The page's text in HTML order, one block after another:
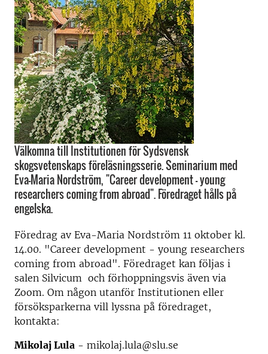
Välkomna till Institutionen för Sydsvensk
skogsvetenskaps föreläsningsserie. Seminarium med
Eva-Maria Nordström, "Career development - young
researchers coming from abroad". Föredraget hålls på
engelska.
Föredrag av Eva-Maria Nordström 11 oktober kl.
14.00. "Career development - young researchers
coming from abroad". Föredraget kan följas i
salen Silvicum och förhoppningsvis även via
Zoom. Om någon utanför Institutionen eller
försöksparkerna vill lyssna på föredraget,
kontakta:
Mikolaj Lula - mikolaj.lula@slu.se